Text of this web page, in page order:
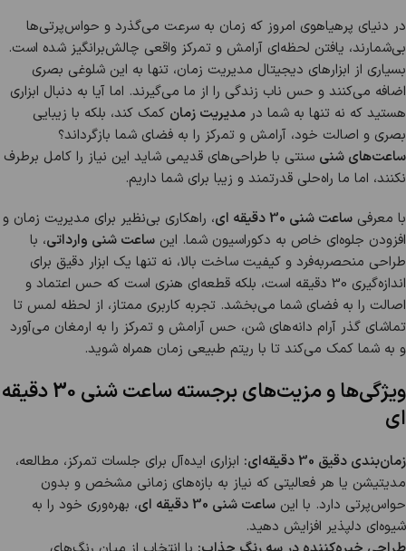
در دنیای پرهیاهوی امروز که زمان به سرعت می‌گذرد و حواس‌پرتی‌ها
بی‌شمارند، یافتن لحظه‌ای آرامش و تمرکز واقعی چالش‌برانگیز شده است.
بسیاری از ابزارهای دیجیتال مدیریت زمان، تنها به این شلوغی بصری
اضافه می‌کنند و حس ناب زندگی را از ما می‌گیرند. اما آیا به دنبال ابزاری
هستید که نه تنها به شما در مدیریت زمان کمک کند، بلکه با زیبایی
بصری و اصالت خود، آرامش و تمرکز را به فضای شما بازگرداند؟
ساعت‌های شنی سنتی با طراحی‌های قدیمی شاید این نیاز را کامل برطرف
نکنند، اما ما راه‌حلی قدرتمند و زیبا برای شما داریم.
با معرفی ساعت شنی 30 دقیقه ای
، راهکاری بی‌نظیر برای مدیریت زمان و
افزودن جلوه‌ای خاص به دکوراسیون شما. این ساعت شنی وارداتی، با
طراحی منحصربه‌فرد و کیفیت ساخت بالا، نه تنها یک ابزار دقیق برای
اندازه‌گیری 30 دقیقه است، بلکه قطعه‌ای هنری است که حس اعتماد و
اصالت را به فضای شما می‌بخشد. تجربه کاربری ممتاز، از لحظه لمس تا
تماشای گذر آرام دانه‌های شن، حس آرامش و تمرکز را به ارمغان می‌آورد
و به شما کمک می‌کند تا با ریتم طبیعی زمان همراه شوید.
ویژگی‌ها و مزیت‌های برجسته ساعت شنی 30 دقیقه
ای
زمان‌بندی دقیق 30 دقیقه‌ای:
ابزاری ایده‌آل برای جلسات تمرکز، مطالعه،
مدیتیشن یا هر فعالیتی که نیاز به بازه‌های زمانی مشخص و بدون
حواس‌پرتی دارد. با این ساعت شنی 30 دقیقه ای
، بهره‌وری خود را به
شیوه‌ای دلپذیر افزایش دهید.